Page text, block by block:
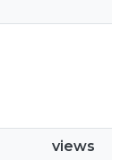
views